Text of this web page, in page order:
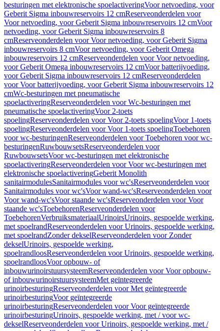
besturingen met elektronische spoelactiveringVoor netvoeding, voor
Geberit Sigma inbouwreservoirs 12 cmReserveonderdelen voor
Voor netvoeding, voor Geberit Sigma inbouwreservoirs 12 cmVoor
netvoeding, voor Geberit Sigma inbouwreservoirs 8
cmReserveonderdelen voor Voor netvoeding, voor Geberit Sigma
inbouwreservoirs 8 cmVoor netvoeding, voor Geberit Omega
inbouwreservoirs 12 cmReserveonderdelen voor Voor netvoeding,
voor Geberit Omega inbouwreservoirs 12 cmVoor batterijvoeding,
voor Geberit Sigma inbouwreservoirs 12 cmReserveonderdelen
voor Voor batterijvoeding, voor Geberit Sigma inbouwreservoirs 12
cmWc-besturingen met pneumatische
spoelactiveringReserveonderdelen voor Wc-besturingen met
pneumatische spoelactiveringVoor 2-toets
spoelingReserveonderdelen voor Voor 2-toets spoelingVoor 1-toets
spoelingReserveonderdelen voor Voor 1-toets spoelingToebehoren
voor wc-besturingenReserveonderdelen voor Toebehoren voor wc-
besturingenRuwbouwsetsReserveonderdelen voor
RuwbouwsetsVoor wc-besturingen met elektronische
spoelactiveringReserveonderdelen voor Voor wc-besturingen met
elektronische spoelactiveringGeberit Monolith
sanitairmodulesSanitairmodules voor wc'sReserveonderdelen voor
Sanitairmodules voor wc'sVoor wand-wc'sReserveonderdelen voor
Voor wand-wc'sVoor staande wc'sReserveonderdelen voor Voor
staande wc'sToebehorenReserveonderdelen voor
ToebehorenVerbruiksmateriaalUrinoirsUrinoirs, gespoelde werking,
met spoelrandReserveonderdelen voor Urinoirs, gespoelde werking,
met spoelrandZonder dekselReserveonderdelen voor Zonder
dekselUrinoirs, gespoelde werking,
spoelrandloosReserveonderdelen voor Urinoirs, gespoelde werking,
spoelrandloosVoor opbouw- of
inbouwurinoirstuursysteemReserveonderdelen voor Voor opbouw-
of inbouwurinoirstuursysteemMet geïntegreerde
urinoirbesturingReserveonderdelen voor Met geïntegreerde
urinoirbesturingVoor geïntegreerde
urinoirbesturingReserveonderdelen voor Voor geïntegreerde
urinoirbesturingUrinoirs, gespoelde werking, met / voor wc-
dekselReserveonderdelen voor Urinoirs, gespoelde werking, met /